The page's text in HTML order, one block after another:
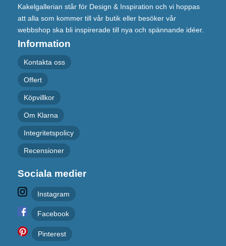
Kakelgallerian står för Design & Inspiration och vi hoppas
att alla som kommer till vår butik eller besöker vår
webbshop ska bli inspirerade till nya och spännande idéer.
Information
Kontakta oss
Offert
Köpvillkor
Om Klarna
Integritetspolicy
Recensioner
Sociala medier
Instagram
Facebook
Pinterest